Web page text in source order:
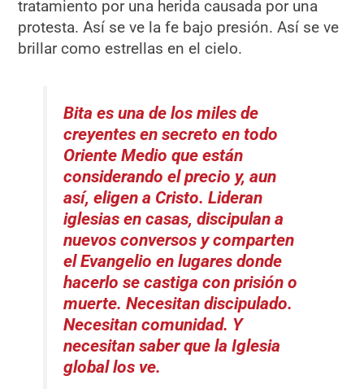
tratamiento por una herida causada por una
protesta. Así se ve la fe bajo presión. Así se ve
brillar como estrellas en el cielo.
Bita es una de los miles de
creyentes en secreto en todo
Oriente Medio que están
considerando el precio y, aun
así, eligen a Cristo. Lideran
iglesias en casas, discipulan a
nuevos conversos y comparten
el Evangelio en lugares donde
hacerlo se castiga con prisión o
muerte. Necesitan discipulado.
Necesitan comunidad. Y
necesitan saber que la Iglesia
global los ve.